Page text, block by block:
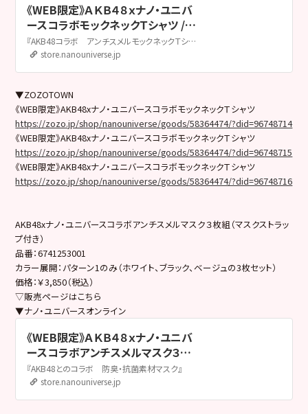
《WEB限定》ＡＫＢ４８ｘナノ・ユニバ
ースコラボモックネックＴシャツ /
パターン1 | 6741224003 | ナノ・ユ
ニバース公式通販サイト | nano・
universe
『AKB48コラボ アンチスメルモックネックＴシャツ』
store.nanouniverse.jp
▼ZOZOTOWN
《WEB限定》AKB48xナノ・ユニバースコラボモックネックＴシャツ
https://zozo.jp/shop/nanouniverse/goods/58364474/?did=96748714
《WEB限定》AKB48xナノ・ユニバースコラボモックネックＴシャツ
https://zozo.jp/shop/nanouniverse/goods/58364474/?did=96748715
《WEB限定》AKB48xナノ・ユニバースコラボモックネックＴシャツ
https://zozo.jp/shop/nanouniverse/goods/58364474/?did=96748716
AKB48xナノ・ユニバースコラボアンチスメルマスク３枚組（マスクストラッ
プ付き）
品番：6741253001
カラー展開：パターン1のみ（ホワイト、ブラック、ベージュの3枚セット）
価格：￥3,850（税込）
▽販売ページはこちら
▼ナノ・ユニバースオンライン
《WEB限定》ＡＫＢ４８ｘナノ・ユニバ
ースコラボアンチスメルマスク３枚
組 / パターン1 | 6741253001 | ナ
ノ・ユニバース公式通販サイト |
nano・universe
『AKB48とのコラボ 防臭・抗菌素材マスク』
store.nanouniverse.jp